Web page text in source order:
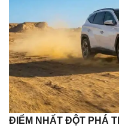
ĐIỂM NHẤT ĐỘT PHÁ